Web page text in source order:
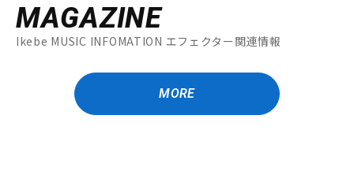
MAGAZINE
Ikebe MUSIC INFOMATION エフェクター関連情報
MORE